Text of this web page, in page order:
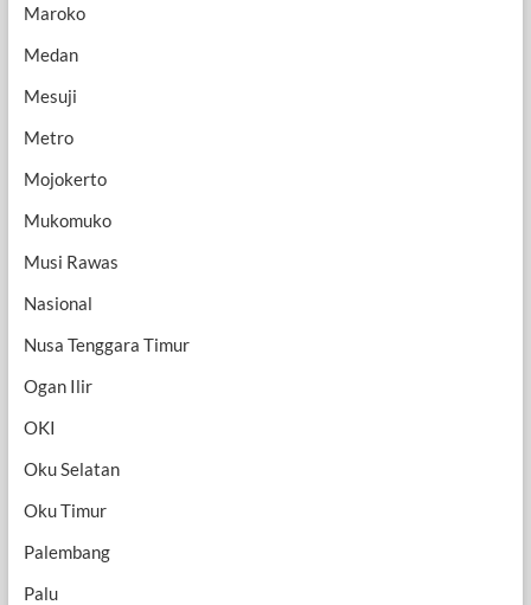
Maroko
Medan
Mesuji
Metro
Mojokerto
Mukomuko
Musi Rawas
Nasional
Nusa Tenggara Timur
Ogan Ilir
OKI
Oku Selatan
Oku Timur
Palembang
Palu